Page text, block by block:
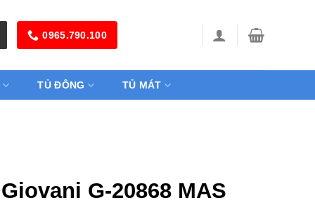
0965.790.100
TỦ ĐÔNG TỦ MÁT
G-20868 MAS